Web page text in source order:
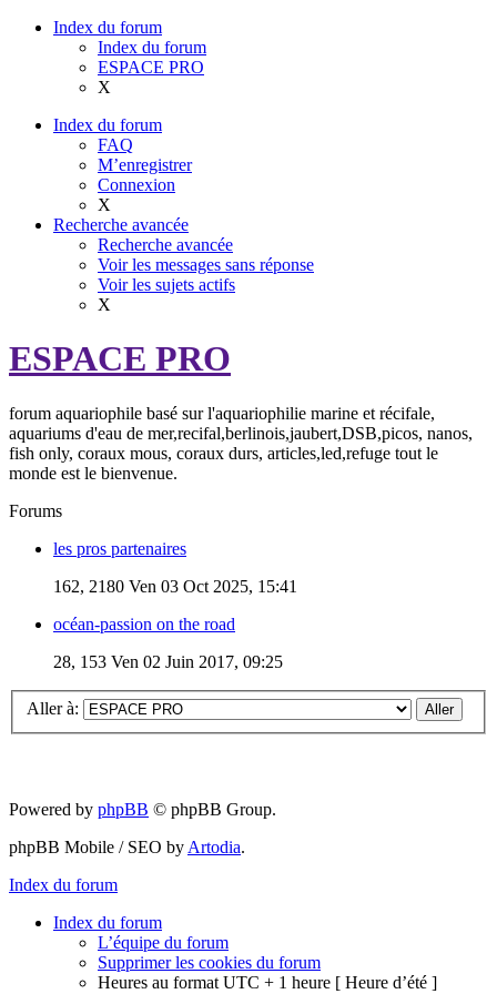
Index du forum
Index du forum
ESPACE PRO
X
Index du forum
FAQ
M’enregistrer
Connexion
X
Recherche avancée
Recherche avancée
Voir les messages sans réponse
Voir les sujets actifs
X
ESPACE PRO
forum aquariophile basé sur l'aquariophilie marine et récifale,
aquariums d'eau de mer,recifal,berlinois,jaubert,DSB,picos, nanos,
fish only, coraux mous, coraux durs, articles,led,refuge tout le
monde est le bienvenue.
Forums
les pros partenaires
162, 2180 Ven 03 Oct 2025, 15:41
océan-passion on the road
28, 153 Ven 02 Juin 2017, 09:25
Aller à:
Powered by phpBB © phpBB Group.
phpBB Mobile / SEO byArtodia.
Index du forum
Index du forum
L’équipe du forum
Supprimer les cookies du forum
Heures au format UTC + 1 heure [ Heure d’été ]